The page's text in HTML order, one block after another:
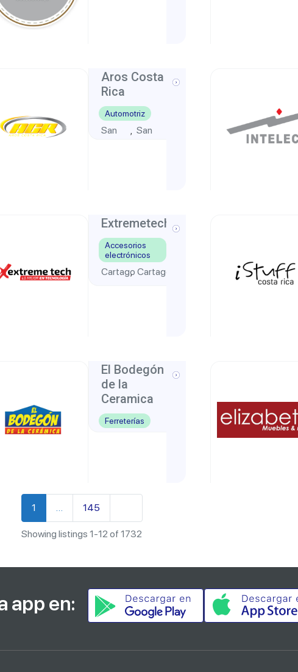
Aros Costa
Rica
Automotriz
San
, San
Extremetech
Accesorios
electrónicos
Cartago
, Cartago
El Bodegón
de la
Ceramica
Ferreterías
1 … 145
Showing listings 1-12 of 1732
app en: